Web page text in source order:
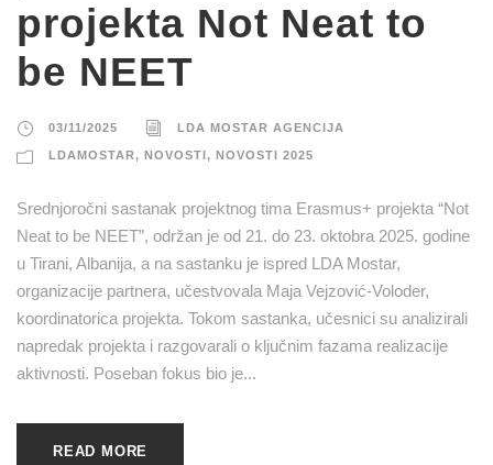
projekta Not Neat to
be NEET
03/11/2025 LDA MOSTAR AGENCIJA
LDAMOSTAR, NOVOSTI, NOVOSTI 2025
Srednjoročni sastanak projektnog tima Erasmus+ projekta “Not
Neat to be NEET”, održan je od 21. do 23. oktobra 2025. godine
u Tirani, Albanija, a na sastanku je ispred LDA Mostar,
organizacije partnera, učestvovala Maja Vejzović-Voloder,
koordinatorica projekta. Tokom sastanka, učesnici su analizirali
napredak projekta i razgovarali o ključnim fazama realizacije
aktivnosti. Poseban fokus bio je...
READ MORE